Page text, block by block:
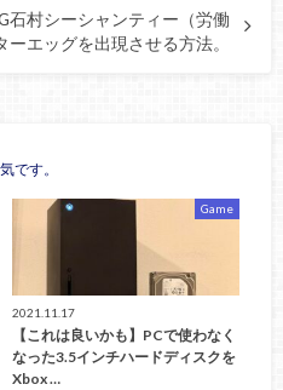
石村シーシャンティー（労働
ーエッグを出現させる方法。
です。
Game
2021.11.17
【これは良いかも】PCで使わなく
なった3.5インチハードディスクを
Xbox …